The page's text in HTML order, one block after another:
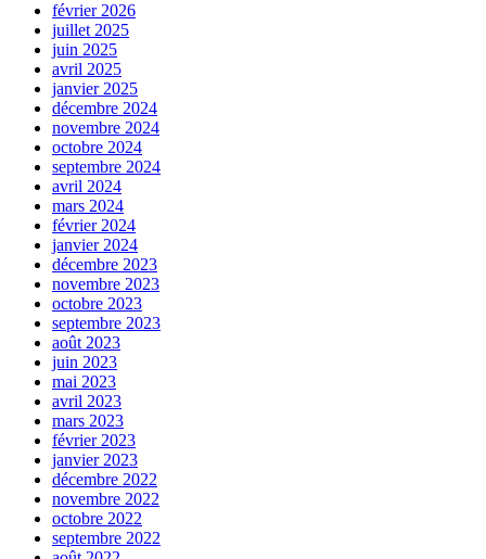
février 2026
juillet 2025
juin 2025
avril 2025
janvier 2025
décembre 2024
novembre 2024
octobre 2024
septembre 2024
avril 2024
mars 2024
février 2024
janvier 2024
décembre 2023
novembre 2023
octobre 2023
septembre 2023
août 2023
juin 2023
mai 2023
avril 2023
mars 2023
février 2023
janvier 2023
décembre 2022
novembre 2022
octobre 2022
septembre 2022